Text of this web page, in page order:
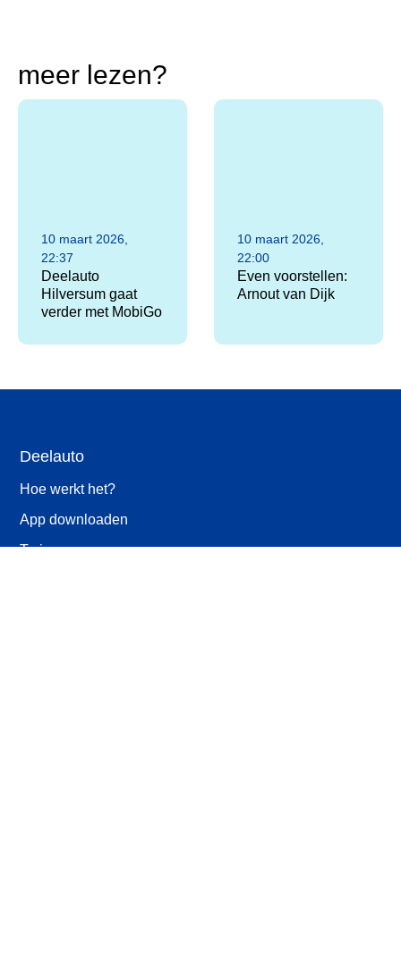
meer lezen?
10 maart 2026,
22:37
Deelauto
Hilversum gaat
verder met MobiGo
10 maart 2026,
22:00
Even voorstellen:
Arnout van Dijk
Deelauto
Hoe werkt het?
App downloaden
Tarieven